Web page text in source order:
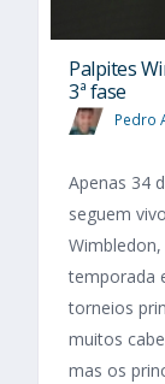
Palpites
3ª fase
Pedro
Apenas 34
seguem
temporada
torneios
muitos
mas os